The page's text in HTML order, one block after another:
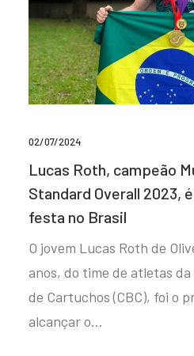
02/07/2024
Lucas Roth, campeão
Standard Overall 2023,
festa no Brasil
O jovem Lucas Roth de
anos, do time de atletas
de Cartuchos (CBC), foi o
alcançar o…